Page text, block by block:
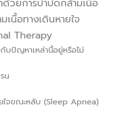
เนื้อทางเดินหายใจ
Therapy
ปัญหาเหล่านี้อยู่หรือไม่
น
ใจขณะหลับ (Sleep Apnea)